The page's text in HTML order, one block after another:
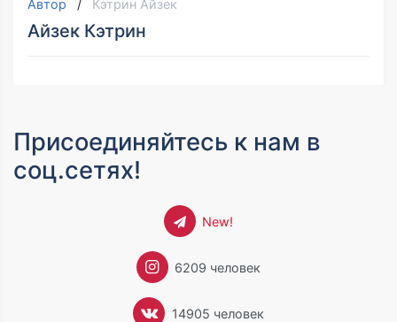
Автор Кэтрин Айзек
Айзек Кэтрин
Присоединяйтесь к нам в
соц.сетях!
New!
6209 человек
14905 человек